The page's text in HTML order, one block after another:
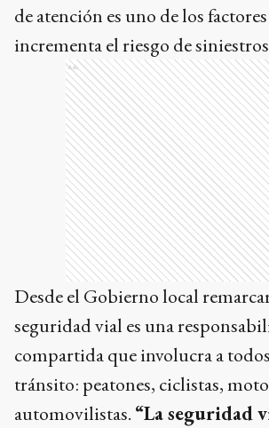
de atención es uno de los
incrementa el riesgo de
Ads
Desde el Gobierno local
seguridad vial es una
compartida que involucra a
tránsito: peatones, ciclistas,
automovilistas. “La seguridad